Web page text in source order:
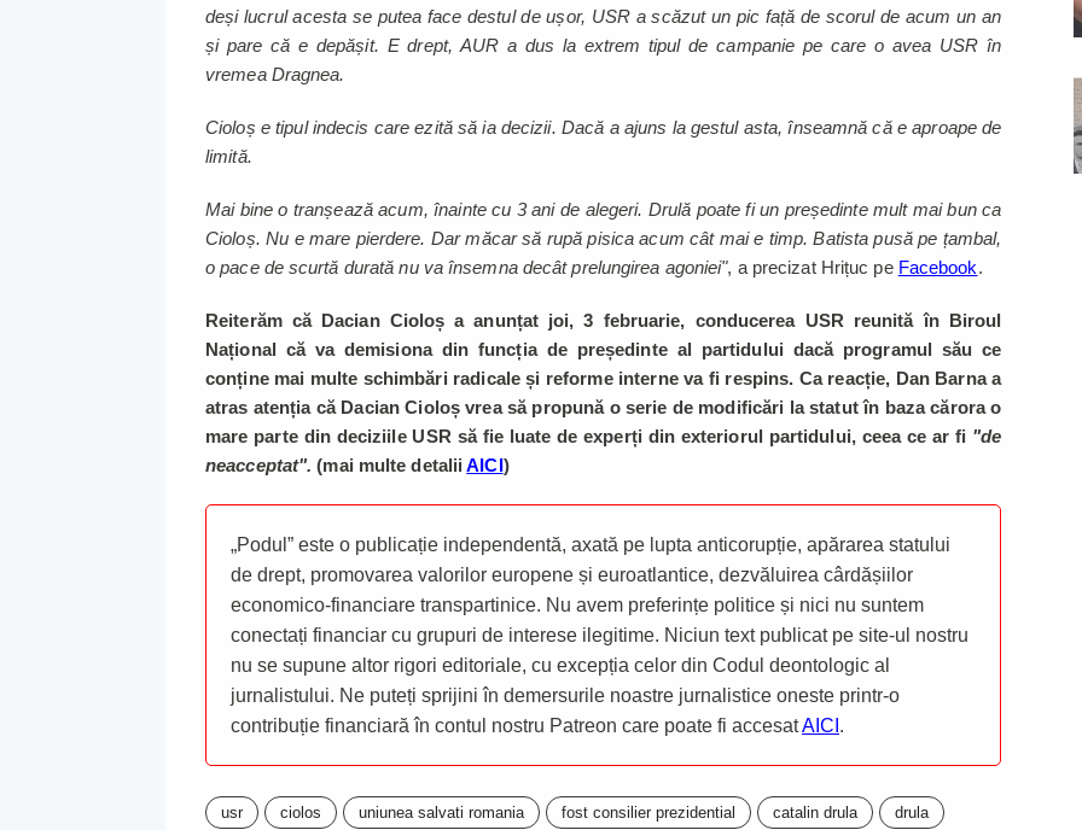
deși lucrul acesta se putea face destul de ușor, USR a scăzut un pic față de scorul de acum un an
și pare că e depășit. E drept, AUR a dus la extrem tipul de campanie pe care o avea USR în
vremea Dragnea.
Cioloș e tipul indecis care ezită să ia decizii. Dacă a ajuns la gestul asta, înseamnă că e aproape de
limită.
Mai bine o tranșează acum, înainte cu 3 ani de alegeri. Drulă poate fi un președinte mult mai bun ca
Cioloș. Nu e mare pierdere. Dar măcar să rupă pisica acum cât mai e timp. Batista pusă pe țambal,
o pace de scurtă durată nu va însemna decât prelungirea agoniei", a precizat Hrițuc pe Facebook.
Reiterăm că Dacian Cioloș a anunțat joi, 3 februarie, conducerea USR reunită în Biroul
Național că va demisiona din funcția de președinte al partidului dacă programul său ce
conține mai multe schimbări radicale și reforme interne va fi respins. Ca reacție, Dan Barna a
atras atenția că Dacian Cioloș vrea să propună o serie de modificări la statut în baza cărora o
mare parte din deciziile USR să fie luate de experți din exteriorul partidului, ceea ce ar fi "de
neacceptat".(mai multe detaliiAICI)
„Podul” este o publicație independentă, axată pe lupta anticorupție, apărarea statului
de drept, promovarea valorilor europene și euroatlantice, dezvăluirea cârdășiilor
economico-financiare transpartinice. Nu avem preferințe politice și nici nu suntem
conectați financiar cu grupuri de interese ilegitime. Niciun text publicat pe site-ul nostru
nu se supune altor rigori editoriale, cu excepția celor din Codul deontologic al
jurnalistului. Ne puteți sprijini în demersurile noastre jurnalistice oneste printr-o
contribuție financiară în contul nostru Patreon care poate fi accesatAICI .
usr ciolos uniunea salvati romania fost consilier prezidential catalin drula drula